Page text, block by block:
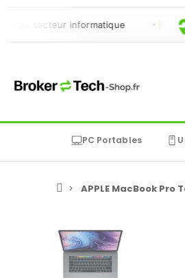
informatique
PC Portables
APPLE MacBook Pro